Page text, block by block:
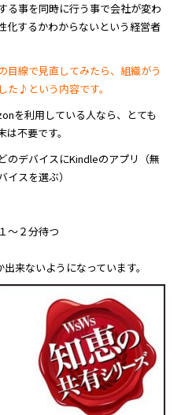
る事を同時に行う事で会社が変わ
化するかわからないという経営者
目線で見直してみたら、組織がう
た♪という内容です。
を利用している人なら、とても
不要です。
のデバイスにKindleのアプリ（無
スを選ぶ）
～２分待つ
来ないようになっています。